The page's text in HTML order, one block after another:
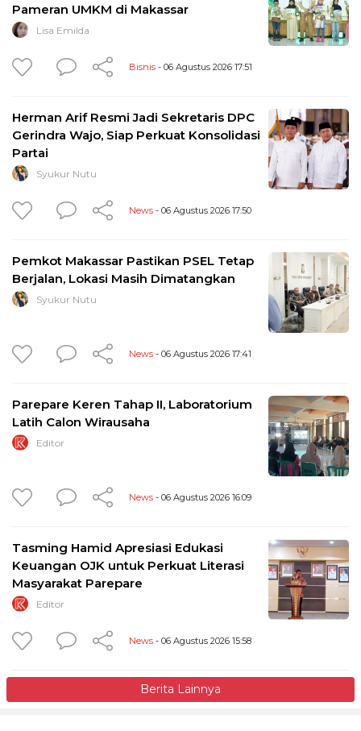
Pameran UMKM di Makassar
Lisa Emilda
Bisnis - 06 Agustus 2026 17:51
Herman Arif Resmi Jadi Sekretaris DPC
Gerindra Wajo, Siap Perkuat Konsolidasi
Partai
Syukur Nutu
News - 06 Agustus 2026 17:50
Pemkot Makassar Pastikan PSEL Tetap
Berjalan, Lokasi Masih Dimatangkan
Syukur Nutu
News - 06 Agustus 2026 17:41
Parepare Keren Tahap II, Laboratorium
Latih Calon Wirausaha
Editor
News - 06 Agustus 2026 16:09
Tasming Hamid Apresiasi Edukasi
Keuangan OJK untuk Perkuat Literasi
Masyarakat Parepare
Editor
News - 06 Agustus 2026 15:58
Berita Lainnya